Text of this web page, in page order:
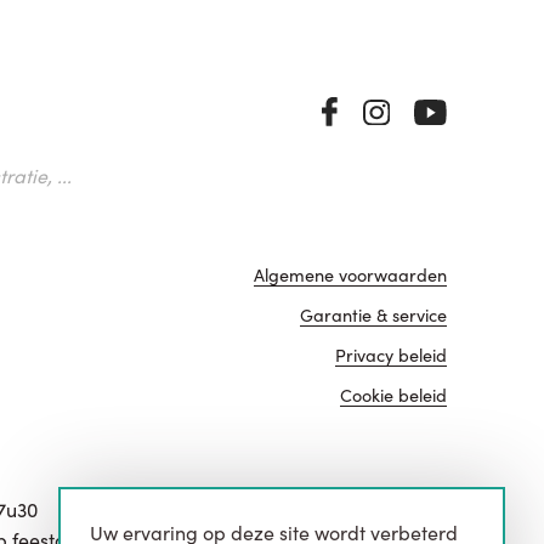
...
Algemene voorwaarden
Garantie & service
Privacy beleid
Cookie beleid
website door
Uw ervaring op deze site wordt verbeterd